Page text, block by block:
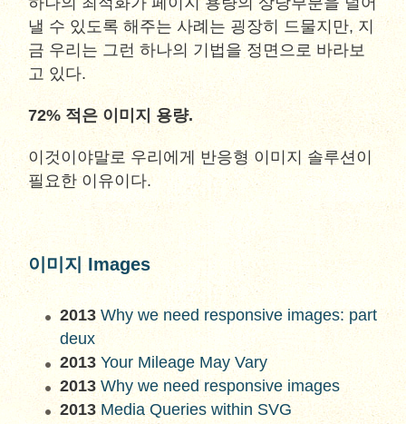
낼 수 있도록 해주는 사례는 굉장히 드물지만, 지
금 우리는 그런 하나의 기법을 정면으로 바라보
고 있다.
72% 적은 이미지 용량.
이것이야말로 우리에게 반응형 이미지 솔루션이
필요한 이유이다.
이미지 Images
2013 Why we need responsive images: part
deux
2013 Your Mileage May Vary
2013 Why we need responsive images
2013 Media Queries within SVG